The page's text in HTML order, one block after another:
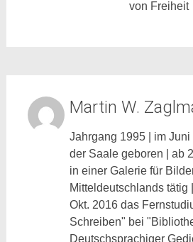
von Freiheit
Martin W.
Jahrgang 1995 | im
der Saale geboren | ab
in einer Galerie für
Mitteldeutschlands tätig
Okt. 2016 das
Schreiben" bei
Deutschsprachiger